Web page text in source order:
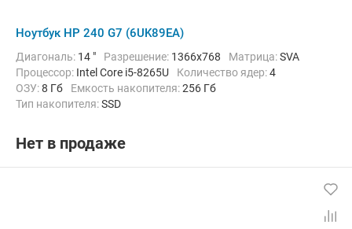
Ноутбук HP 240 G7 (6UK89EA)
Диагональ: 14 " Разрешение: 1366x768 Матрица:SVA
Процессор: Intel Core i5-8265U Количество ядер:4
ОЗУ:8 Гб Емкость накопителя:256 Гб
Тип накопителя:SSD
Операционная система:
Нет в продаже